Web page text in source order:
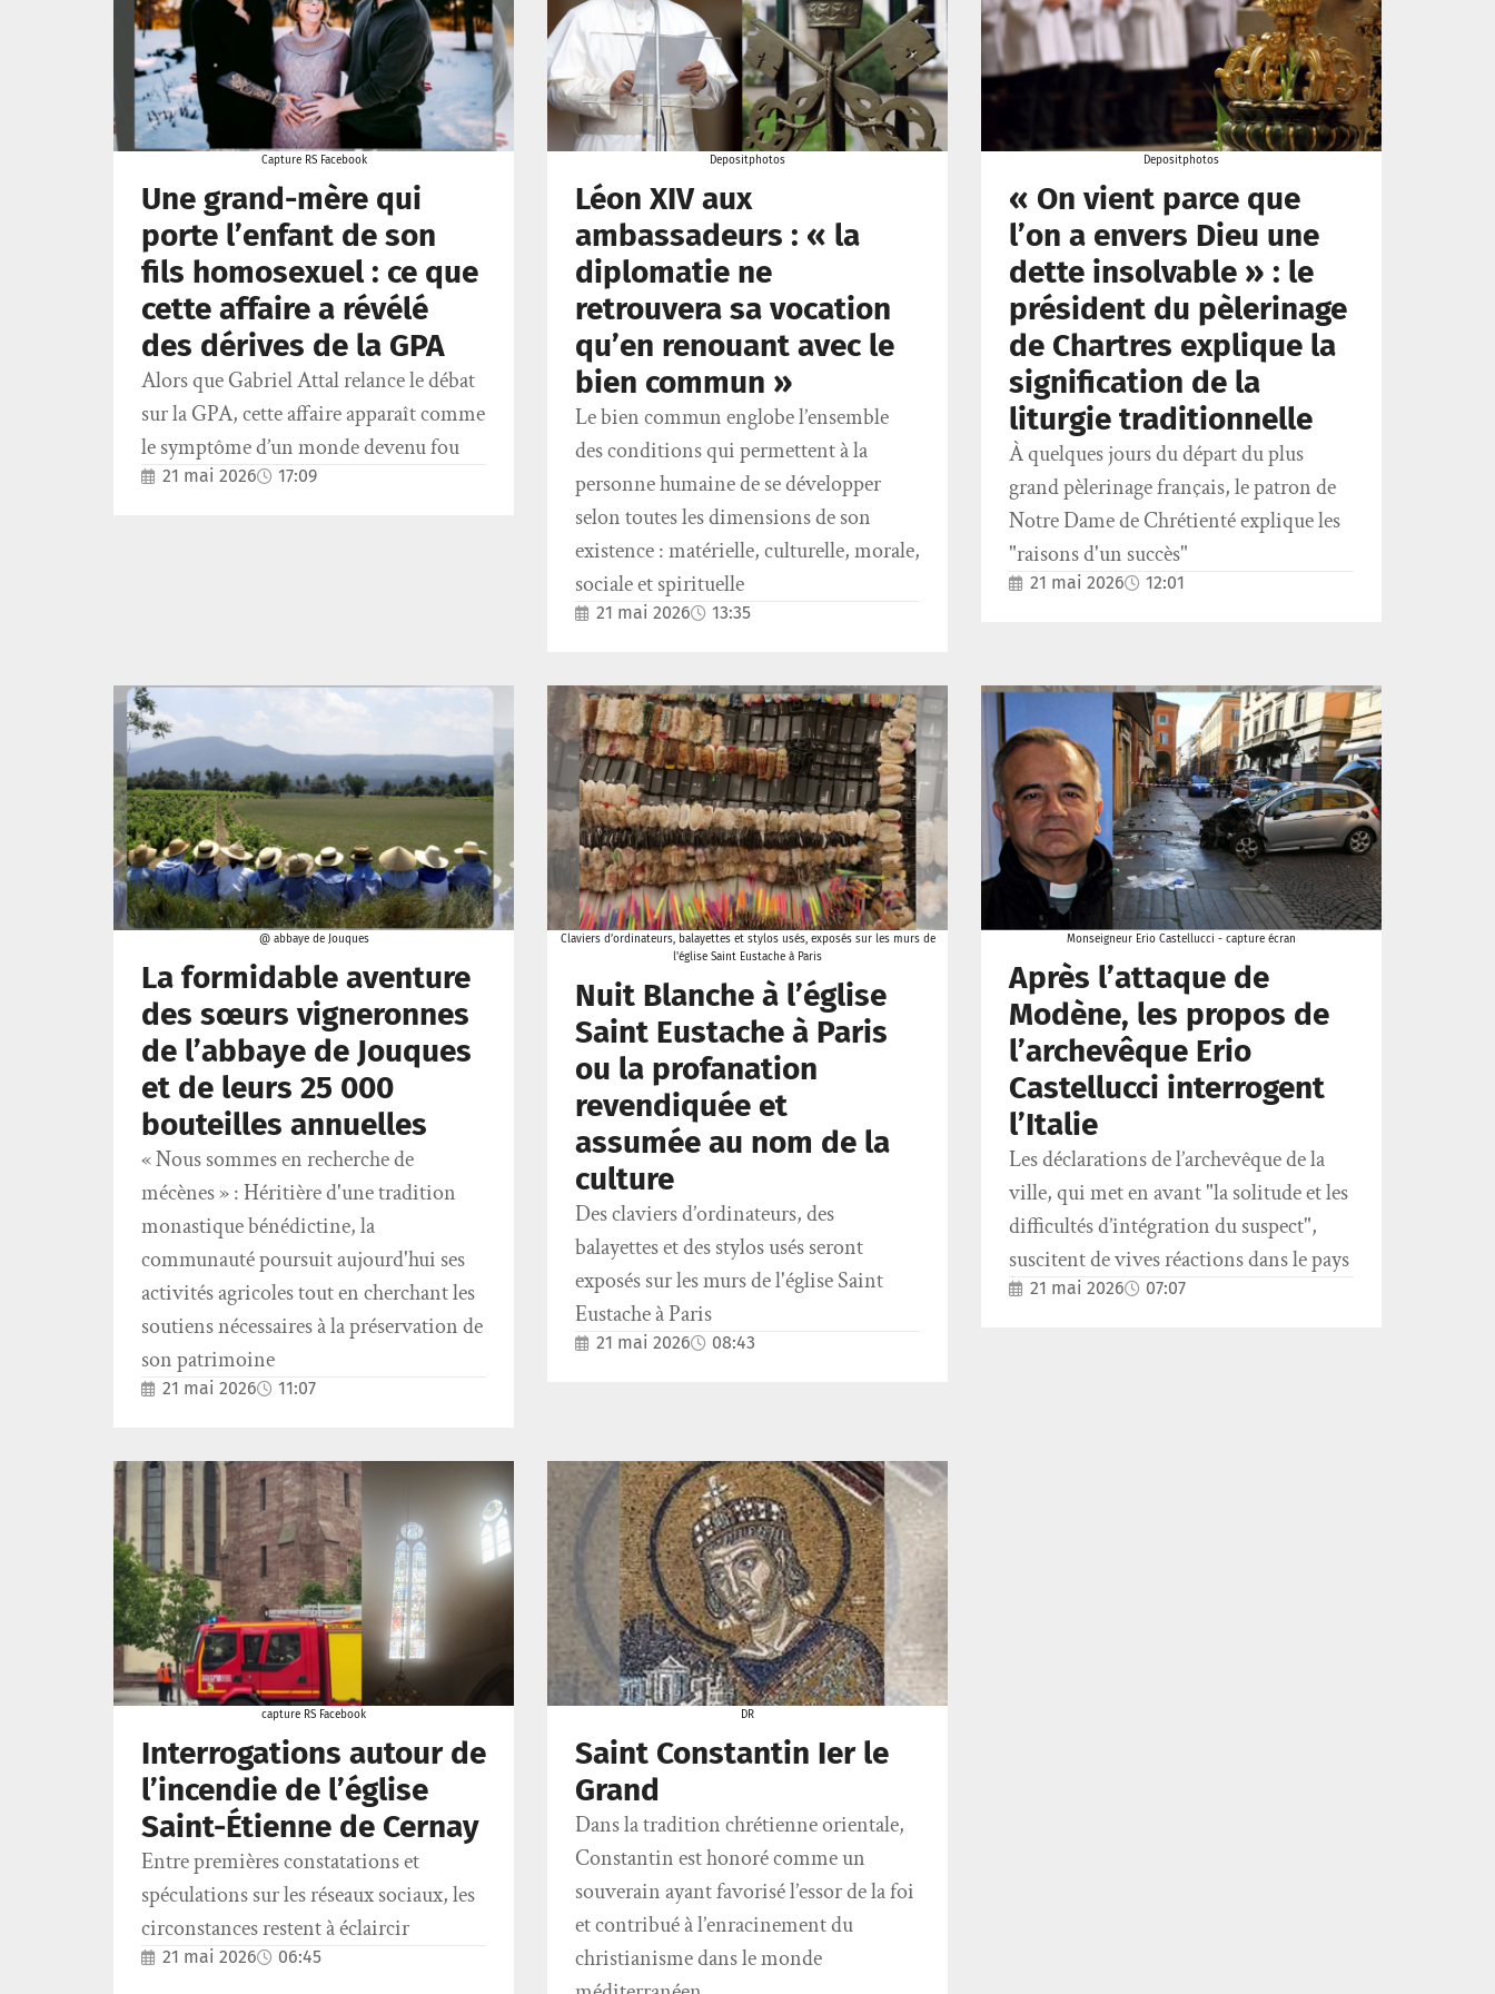
Capture RS Facebook
Une grand-mère qui
porte l’enfant de son
fils homosexuel : ce que
cette affaire a révélé
des dérives de la GPA
Alors que Gabriel Attal relance le débat
sur la GPA, cette affaire apparaît comme
le symptôme d’un monde devenu fou
21 mai 2026 17:09
Depositphotos
Léon XIV aux
ambassadeurs : « la
diplomatie ne
retrouvera sa vocation
qu’en renouant avec le
bien commun »
Le bien commun englobe l’ensemble
des conditions qui permettent à la
personne humaine de se développer
selon toutes les dimensions de son
existence : matérielle, culturelle, morale,
sociale et spirituelle
21 mai 2026 13:35
Depositphotos
« On vient parce que
l’on a envers Dieu une
dette insolvable » : le
président du pèlerinage
de Chartres explique la
signification de la
liturgie traditionnelle
À quelques jours du départ du plus
grand pèlerinage français, le patron de
Notre Dame de Chrétienté explique les
"raisons d'un succès"
21 mai 2026 12:01
@ abbaye de Jouques
La formidable aventure
des sœurs vigneronnes
de l’abbaye de Jouques
et de leurs 25 000
bouteilles annuelles
« Nous sommes en recherche de
mécènes » : Héritière d'une tradition
monastique bénédictine, la
communauté poursuit aujourd'hui ses
activités agricoles tout en cherchant les
soutiens nécessaires à la préservation de
son patrimoine
21 mai 2026 11:07
Claviers d’ordinateurs, balayettes et stylos usés, exposés sur les murs de
l'église Saint Eustache à Paris
Nuit Blanche à l’église
Saint Eustache à Paris
ou la profanation
revendiquée et
assumée au nom de la
culture
Des claviers d’ordinateurs, des
balayettes et des stylos usés seront
exposés sur les murs de l'église Saint
Eustache à Paris
21 mai 2026 08:43
Monseigneur Erio Castellucci - capture écran
Après l’attaque de
Modène, les propos de
l’archevêque Erio
Castellucci interrogent
l’Italie
Les déclarations de l’archevêque de la
ville, qui met en avant "la solitude et les
difficultés d’intégration du suspect",
suscitent de vives réactions dans le pays
21 mai 2026 07:07
capture RS Facebook
Interrogations autour de
l’incendie de l’église
Saint-Étienne de Cernay
Entre premières constatations et
spéculations sur les réseaux sociaux, les
circonstances restent à éclaircir
21 mai 2026 06:45
DR
Saint Constantin Ier le
Grand
Dans la tradition chrétienne orientale,
Constantin est honoré comme un
souverain ayant favorisé l’essor de la foi
et contribué à l’enracinement du
christianisme dans le monde